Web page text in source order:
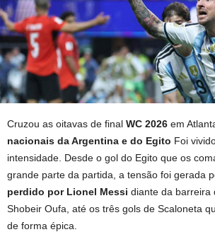
Cruzou as oitavas de final WC 2026 em
nacionais da Argentina e do Egito Foi
intensidade. Desde o gol do Egito que os
grande parte da partida, a tensão foi gerada
perdido por Lionel Messi diante da barreira
Shobeir Oufa, até os três gols de Scaloneta
de forma épica.